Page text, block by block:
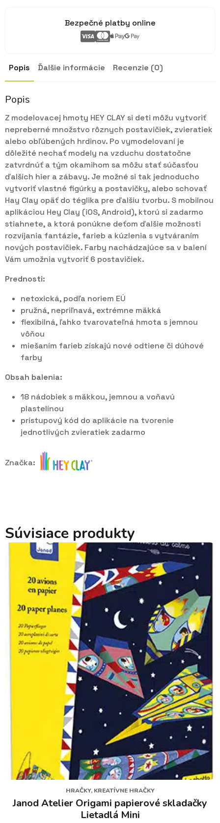
Bezpečné platby online
Popis Ďalšie informácie Recenzie (0)
Popis
Z modelovacej hmoty HEY CLAY si deti môžu vytvoriť
nepreberné množstvo rôznych postavičiek, zvieratiek
alebo obľúbených hrdinov. Po vymodelovaní je
dôležité nechať modely na vzduchu dostatočne
zatvrdnúť a tým okamihom sa môžu stať súčasťou
ďalších hier a zábavy. Je možné si tak jednoducho
vytvoriť vlastné figúrky a postavičky, alebo schovať
Hay Clay opäť do téglika pre ďalšiu tvorbu. S mobilnou
aplikáciou Hey Clay (iOS, Android), ktorú si zadarmo
stiahnete, a ktorá ponúkne deťom ďalšie možnosti
rozvíjania fantázie, farieb a kúzlenia s vytváraním
nových postavičiek. Farby nachádzajúce sa v balení
Vám umožnia vytvoriť 6 postavičiek.
Prednosti:
netoxická, podľa noriem EÚ
pružná, nepriľnavá, extrémne mäkká
flexibilná, ľahko tvarovateľná hmota s jemnou
vôňou
miešaním farieb získajú nové odtiene či dúhové
farby
Obsah balenia:
18 nádobiek s mäkkou, jemnou a voňavú
plastelínou
prístupový kód do aplikácie na tvorenie
jednotlivých zvieratiek zadarmo
Značka:
Súvisiace produkty
HRAČKY, KREATÍVNE HRAČKY
Janod Atelier Origami papierové skladačky
Lietadlá Mini